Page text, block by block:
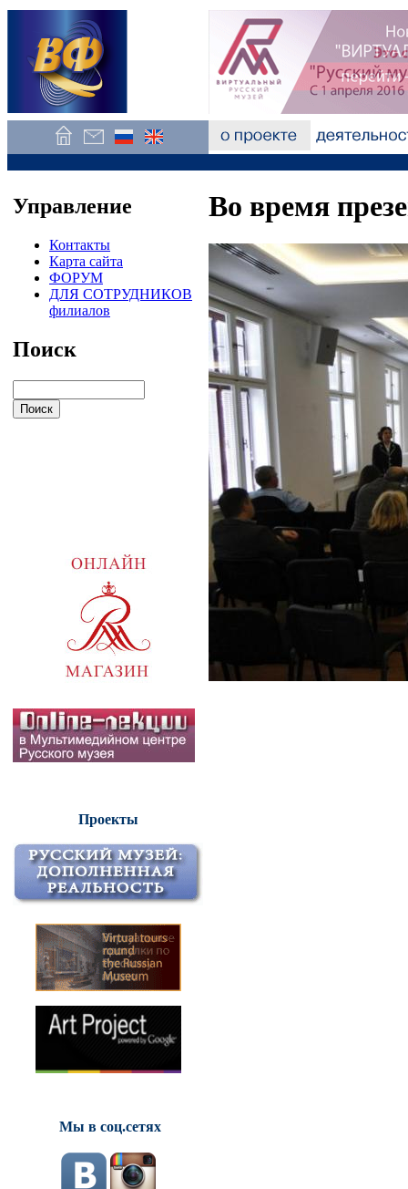
Управление
Контакты
Карта сайта
ФОРУМ
ДЛЯ СОТРУДНИКОВ
филиалов
Поиск
Проекты
Мы в соц.сетях
Во время